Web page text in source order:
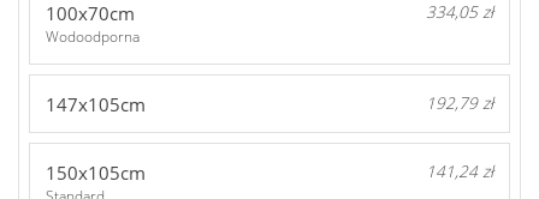
100x70cm 334,05 zł
Wodoodporna
147x105cm 192,79 zł
150x105cm 141,24 zł